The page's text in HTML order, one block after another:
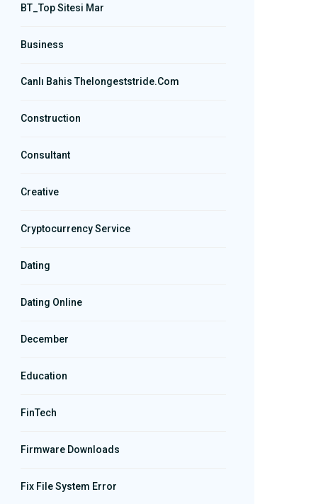
BT_Top Sitesi Mar
Business
Canlı Bahis Thelongeststride.com
Construction
Consultant
Creative
Cryptocurrency Service
Dating
Dating Online
December
Education
FinTech
Firmware Downloads
Fix File System Error